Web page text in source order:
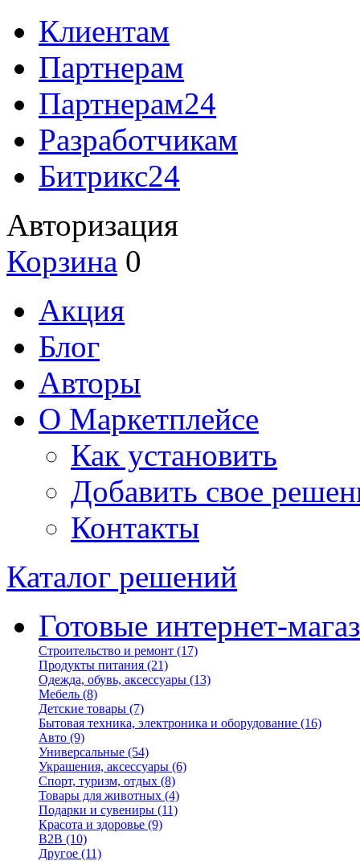
Клиентам
Партнерам
Партнерам24
Разработчикам
Битрикс24
Авторизация
Корзина 0
Акция
Блог
Авторы
О Маркетплейсе
Как установить
Добавить свое
Контакты
Каталог решений
Готовые интернет-
Строительство и ремонт (17)
Продукты питания (21)
Одежда, обувь, аксессуары (13)
Мебель (8)
Детские товары (7)
Бытовая техника, электроника и оборудование (16)
Авто (9)
Универсальные (54)
Украшения, аксессуары (6)
Спорт, туризм, отдых (8)
Товары для животных (4)
Подарки и сувениры (11)
Красота и здоровье (9)
B2B (10)
Другое (11)